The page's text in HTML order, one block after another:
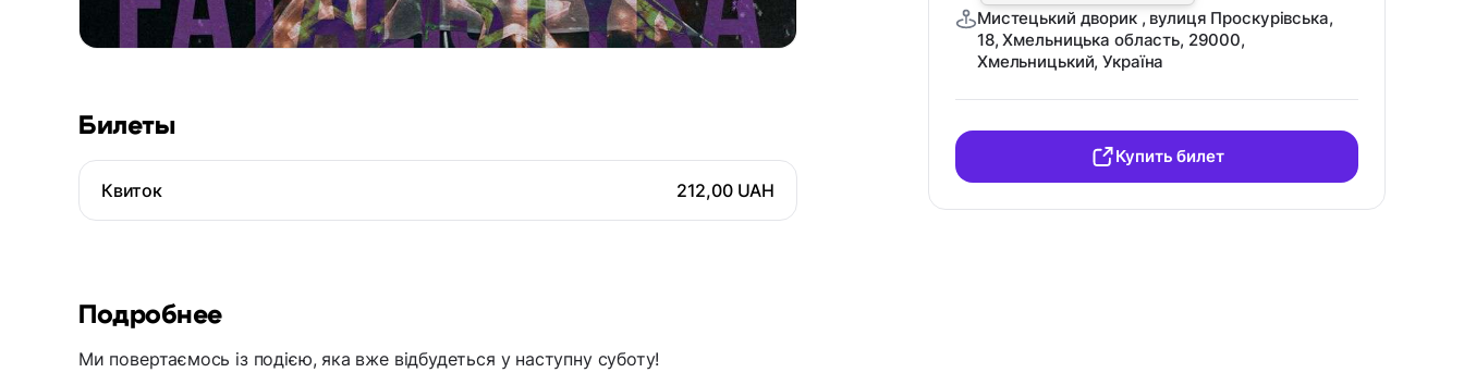
Билеты
Квиток 212,00 UAH
Подробнее
Ми повертаємось із подією, яка вже відбудеться у наступну суботу!
Мистецький дворик , вулиця Проскурівська,
18, Хмельницька область, 29000,
Хмельницький, Україна
Купить билет